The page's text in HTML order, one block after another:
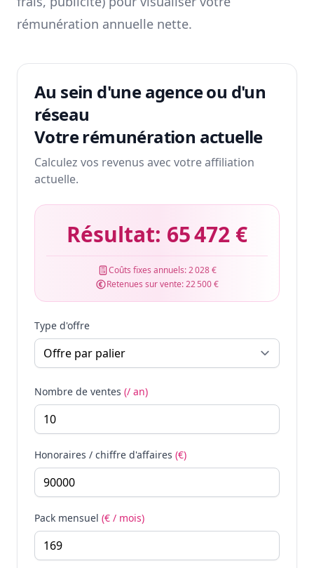
rémunération annuelle nette.
Au sein d'une agence ou d'un
réseau
Votre rémunération actuelle
Calculez vos revenus avec votre affiliation
actuelle.
Résultat: 65 472 €
Coûts fixes annuels:2 028 €
Retenues sur vente:22 500 €
Type d'offre
Nombre de ventes (/ an)
Honoraires / chiffre d'affaires (€)
Pack mensuel (€ / mois)